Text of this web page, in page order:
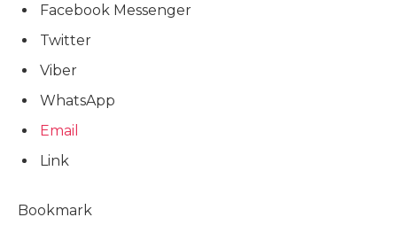
Facebook Messenger
Twitter
Viber
WhatsApp
Email
Link
Bookmark